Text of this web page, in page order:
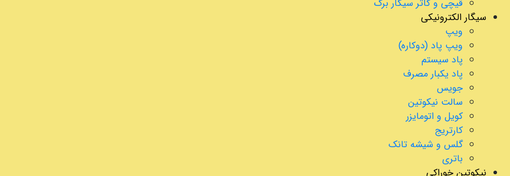
قیچی و کاتر سیگار برگ
سیگار الکترونیکی
ویپ
ویپ پاد (دوکاره)
پاد سیستم
پاد یکبار مصرف
جویس
سالت نیکوتین
کویل و اتومایزر
کارتریج
گلس و شیشه تانک
باتری
نیکوتین خوراکی